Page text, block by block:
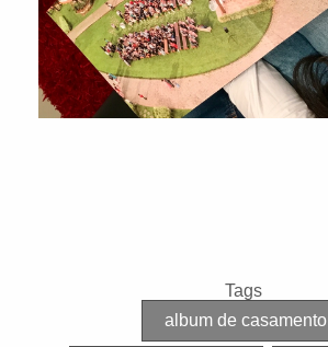
Tags
album de casamento